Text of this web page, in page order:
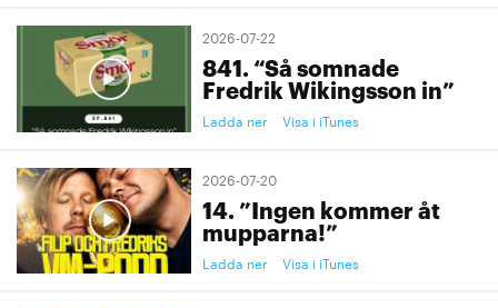
2026-07-22
841. “Så somnade
Fredrik Wikingsson in”
Ladda ner Visa i iTunes
2026-07-20
14. ”Ingen kommer åt
mupparna!”
Ladda ner Visa i iTunes